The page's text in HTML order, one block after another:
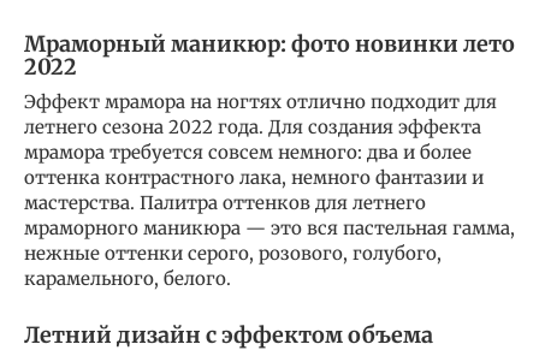
Мраморный маникюр: фото новинки лето
2022
Эффект мрамора на ногтях отлично подходит для
летнего сезона 2022 года. Для создания эффекта
мрамора требуется совсем немного: два и более
оттенка контрастного лака, немного фантазии и
мастерства. Палитра оттенков для летнего
мраморного маникюра — это вся пастельная гамма,
нежные оттенки серого, розового, голубого,
карамельного, белого.
Летний дизайн с эффектом объема